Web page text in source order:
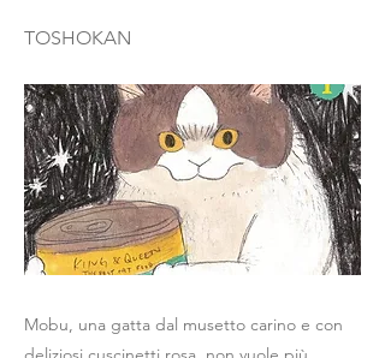
TOSHOKAN
Mobu, una gatta dal musetto carino e con